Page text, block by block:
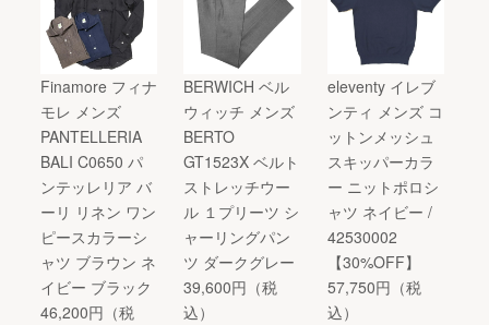
Finamore フィナ
モレ メンズ
PANTELLERIA
BALI C0650 パ
ンテッレリア バ
ーリ リネン ワン
ピースカラーシ
ャツ ブラウン ネ
イビー ブラック
46,200円（税
BERWICH ベル
ウィッチ メンズ
BERTO
GT1523X ベルト
ストレッチウー
ル １プリーツ シ
ャーリングパン
ツ ダークグレー
39,600円（税
込）
eleventy イレブ
ンティ メンズ コ
ットンメッシュ
スキッパーカラ
ー ニットポロシ
ャツ ネイビー /
42530002
【30%OFF】
57,750円（税
込）